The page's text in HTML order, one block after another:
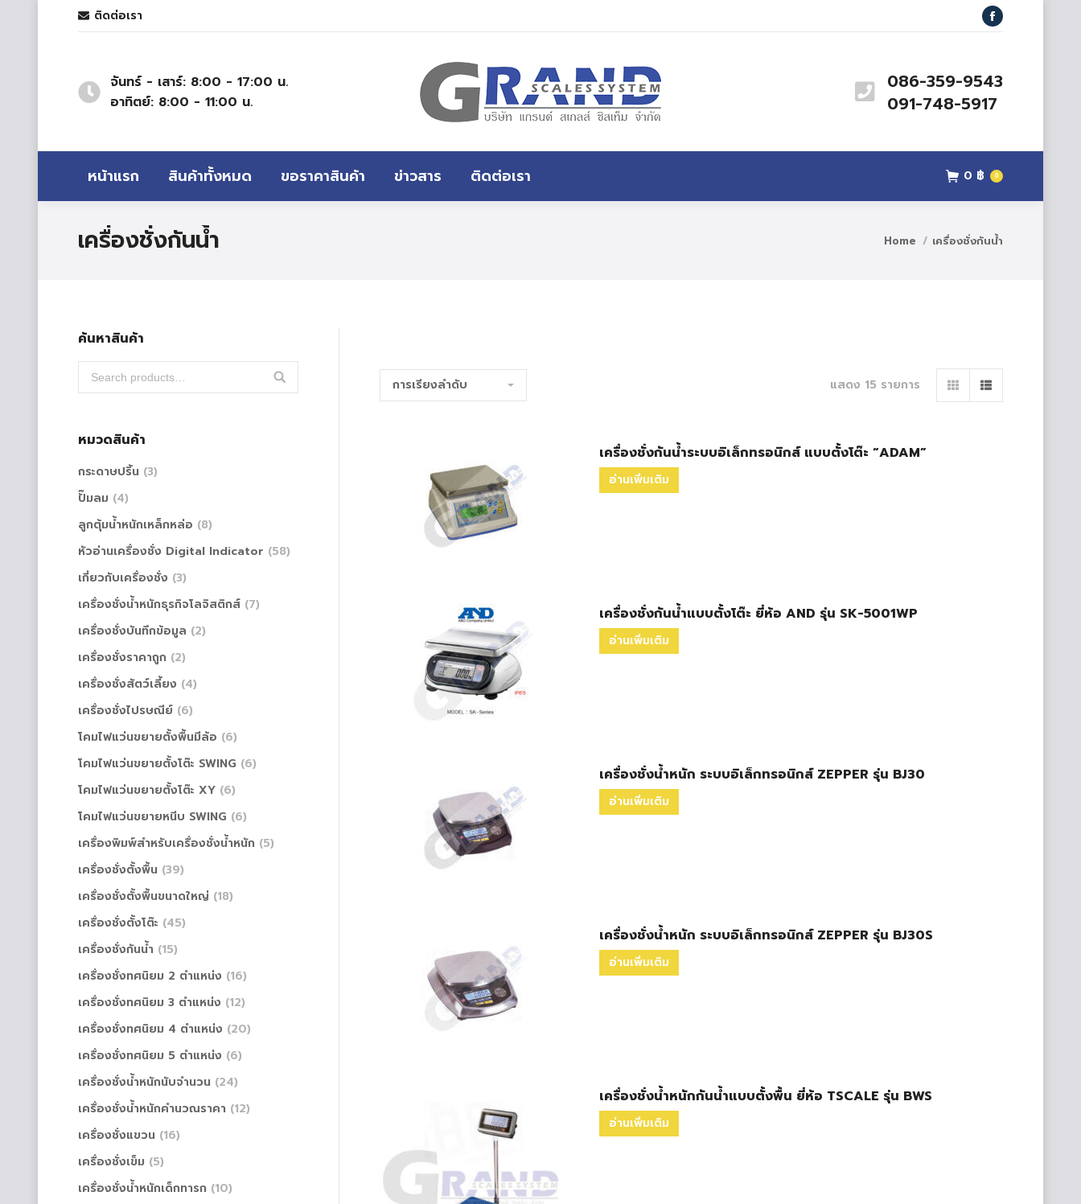
ติดต่อเรา Facebook
จันทร์ - เสาร์: 8:00 - 17:00 น.
อาทิตย์: 8:00 - 11:00 น.
086-359-9543
091-748-5917
หน้าแรก สินค้าทั้งหมด ขอราคาสินค้า ข่าวสาร ติดต่อเรา 0 ฿ 0
เครื่องชั่งกันน้ำ Home เครื่องชั่งกันน้ำ
แสดง 15 รายการ
เครื่องชั่งกันน้ำระบบอิเล็กทรอนิกส์ แบบตั้งโต๊ะ “ADAM”
อ่านเพิ่มเติม
เครื่องชั่งกันน้ำแบบตั้งโต๊ะ ยี่ห้อ AND รุ่น SK-5001WP
อ่านเพิ่มเติม
เครื่องชั่งน้ำหนัก ระบบอิเล็กทรอนิกส์ ZEPPER รุ่น BJ30
อ่านเพิ่มเติม
เครื่องชั่งน้ำหนัก ระบบอิเล็กทรอนิกส์ ZEPPER รุ่น BJ30S
อ่านเพิ่มเติม
เครื่องชั่งน้ำหนักกันน้ำแบบตั้งพื้น ยี่ห้อ TSCALE รุ่น BWS
อ่านเพิ่มเติม
ค้นหาสินค้า
หมวดสินค้า
กระดาษปริ้น (3)
ปั๊มลม (4)
ลูกตุ้มน้ำหนักเหล็กหล่อ (8)
หัวอ่านเครื่องชั่ง Digital Indicator (58)
เกี่ยวกับเครื่องชั่ง (3)
เครื่องชั่งน้ำหนักธุรกิจโลจิสติกส์ (7)
เครื่องชั่งบันทึกข้อมูล (2)
เครื่องชั่งราคาถูก (2)
เครื่องชั่งสัตว์เลี้ยง (4)
เครื่องชั่งไปรษณีย์ (6)
โคมไฟแว่นขยายตั้งพื้นมีล้อ (6)
โคมไฟแว่นขยายตั้งโต๊ะ SWING (6)
โคมไฟแว่นขยายตั้งโต๊ะ XY (6)
โคมไฟแว่นขยายหนีบ SWING (6)
เครื่องพิมพ์สำหรับเครื่องชั่งน้ำหนัก (5)
เครื่องชั่งตั้งพื้น (39)
เครื่องชั่งตั้งพื้นขนาดใหญ่ (18)
เครื่องชั่งตั้งโต๊ะ (45)
เครื่องชั่งกันน้ำ (15)
เครื่องชั่งทศนิยม 2 ตำแหน่ง (16)
เครื่องชั่งทศนิยม 3 ตำแหน่ง (12)
เครื่องชั่งทศนิยม 4 ตำแหน่ง (20)
เครื่องชั่งทศนิยม 5 ตำแหน่ง (6)
เครื่องชั่งน้ำหนักนับจำนวน (24)
เครื่องชั่งน้ำหนักคำนวณราคา (12)
เครื่องชั่งแขวน (16)
เครื่องชั่งเข็ม (5)
เครื่องชั่งน้ำหนักเด็กทารก (10)
฿ 0